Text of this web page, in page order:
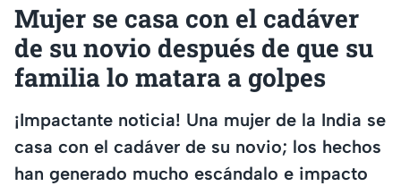
Mujer se casa con el cadáver
de su novio después de que su
familia lo matara a golpes
¡Impactante noticia! Una mujer de la India se
casa con el cadáver de su novio; los hechos
han generado mucho escándalo e impacto